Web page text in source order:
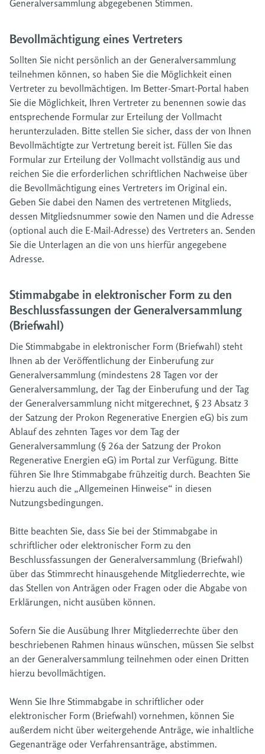
Generalversammlung abgegebenen Stimmen.
Bevollmächtigung eines Vertreters
Sollten Sie nicht persönlich an der Generalversammlung
teilnehmen können, so haben Sie die Möglichkeit einen
Vertreter zu bevollmächtigen. Im Better-Smart-Portal haben
Sie die Möglichkeit, Ihren Vertreter zu benennen sowie das
entsprechende Formular zur Erteilung der Vollmacht
herunterzuladen. Bitte stellen Sie sicher, dass der von Ihnen
Bevollmächtigte zur Vertretung bereit ist. Füllen Sie das
Formular zur Erteilung der Vollmacht vollständig aus und
reichen Sie die erforderlichen schriftlichen Nachweise über
die Bevollmächtigung eines Vertreters im Original ein.
Geben Sie dabei den Namen des vertretenen Mitglieds,
dessen Mitgliedsnummer sowie den Namen und die Adresse
(optional auch die E-Mail-Adresse) des Vertreters an. Senden
Sie die Unterlagen an die von uns hierfür angegebene
Adresse.
Stimmabgabe in elektronischer Form zu den
Beschlussfassungen der Generalversammlung
(Briefwahl)
Die Stimmabgabe in elektronischer Form (Briefwahl) steht
Ihnen ab der Veröffentlichung der Einberufung zur
Generalversammlung (mindestens 28 Tagen vor der
Generalversammlung, der Tag der Einberufung und der Tag
der Generalversammlung nicht mitgerechnet, § 23 Absatz 3
der Satzung der Prokon Regenerative Energien eG) bis zum
Ablauf des zehnten Tages vor dem Tag der
Generalversammlung (§ 26a der Satzung der Prokon
Regenerative Energien eG) im Portal zur Verfügung. Bitte
führen Sie Ihre Stimmabgabe frühzeitig durch. Beachten Sie
hierzu auch die „Allgemeinen Hinweise“ in diesen
Nutzungsbedingungen.
Bitte beachten Sie, dass Sie bei der Stimmabgabe in
schriftlicher oder elektronischer Form zu den
Beschlussfassungen der Generalversammlung (Briefwahl)
über das Stimmrecht hinausgehende Mitgliederrechte, wie
das Stellen von Anträgen oder Fragen oder die Abgabe von
Erklärungen, nicht ausüben können.
Sofern Sie die Ausübung Ihrer Mitgliederrechte über den
beschriebenen Rahmen hinaus wünschen, müssen Sie selbst
an der Generalversammlung teilnehmen oder einen Dritten
hierzu bevollmächtigen.
Wenn Sie Ihre Stimmabgabe in schriftlicher oder
elektronischer Form (Briefwahl) vornehmen, können Sie
außerdem nicht über weitergehende Anträge, wie inhaltliche
Gegenanträge oder Verfahrensanträge, abstimmen.